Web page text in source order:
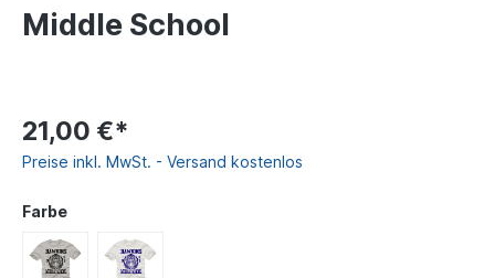
Middle School
21,00 €*
Preise inkl. MwSt. - Versand kostenlos
Farbe